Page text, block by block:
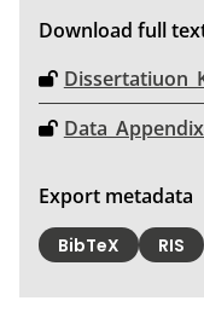
Download full
Export metadata
BibTeX RIS